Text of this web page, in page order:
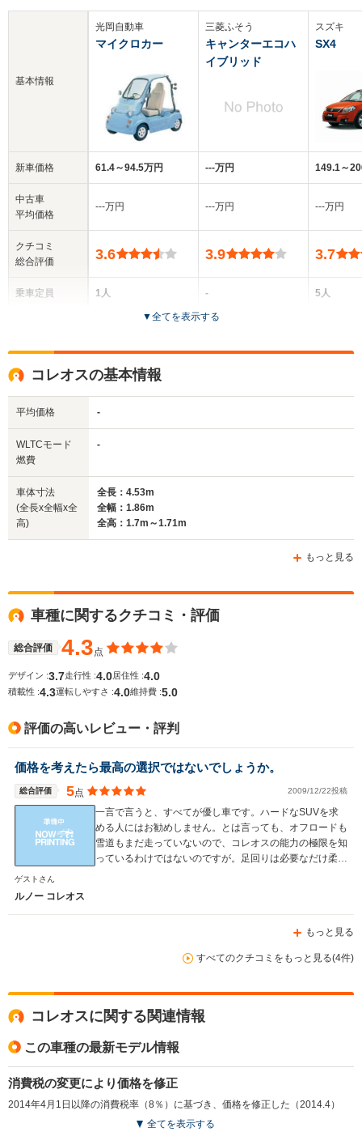
基本情報
新車価格
中古車
平均価格
クチコミ
総合評価
乗車定員
サイズ
(全長x全幅x全高)
WLTCモード
燃費
光岡自動車
マイクロカー
61.4～94.5万円
‐‐‐万円
3.6
1人
全高
0.8m～1.63m
三菱ふそう
キャンターエコハ
イブリッド
‐‐‐万円
‐‐‐万円
3.9
-
2ドア
スズキ
SX4
149.1～
‐‐‐万円
3.7
5人
▼全てを表示する
コレオスの基本情報
平均価格 -
WLTCモード
燃費
-
車体寸法
(全長x全幅x全
高)
全長：4.53m
全幅：1.86m
全高：1.7m～1.71m
もっと見る
車種に関するクチコミ・評価
総合評価 4.3点
デザイン :3.7走行性 :4.0 居住性 :4.0
積載性 :4.3運転しやすさ :4.0維持費 :5.0
評価の高いレビュー・評判
価格を考えたら最高の選択ではないでしょうか。
総合評価 5点 2009/12/22投稿
一言で言うと、すべてが優し車です。ハードなSUVを求
める人にはお勧めしません。とは言っても、オフロードも
雪道もまだ走っていないので、コレオスの能力の極限を知
っているわけではないのですが。足回りは必要なだけ柔ら
ンなどの位置が低いところにまであるために、目の動きが
大きくなってしまうのはデザイン重視の犠牲ですかね。
その他、大きな不満は全くありません。乗ることが大変楽
りしています。ルノー車には5台、SUBには10台ほど乗っ
た経験から言っても、最高の部類に入ります。SUV初心
者にも。ルノー未体験者にもおすすめできます
ゲストさん
ルノー コレオス
もっと見る
すべてのクチコミをもっと見る(4件)
コレオスに関する関連情報
この車種の最新モデル情報
消費税の変更により価格を修正
2014年4月1日以降の消費税率（8％）に基づき、価格を修正した（2014.4）
全てを表示する